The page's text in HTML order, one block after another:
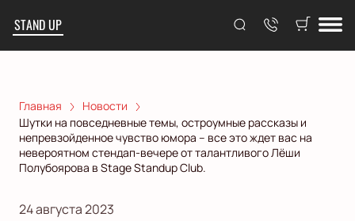
STAND UP
Главная
Новости
Шутки на повседневные темы, остроумные рассказы и
непревзойденное чувство юмора – все это ждет вас на
невероятном стендап-вечере от талантливого Лёши
Полубоярова в Stage Standup Club.
24 августа 2023